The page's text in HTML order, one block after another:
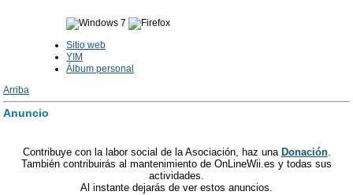
Sitio web
YIM
Álbum personal
Arriba
Anuncio
Contribuye con la labor social de la Asociación, haz una Donación.
También contribuirás al mantenimiento de OnLineWii.es y todas sus
actividades.
Al instante dejarás de ver estos anuncios.